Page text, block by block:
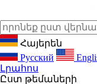
Հայերեն
Русский
Լրահոս
Ըստ թեմաների